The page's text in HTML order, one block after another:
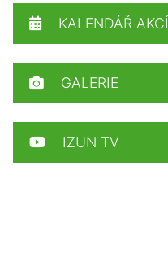
KALENDÁŘ AKCÍ
GALERIE
IZUN TV